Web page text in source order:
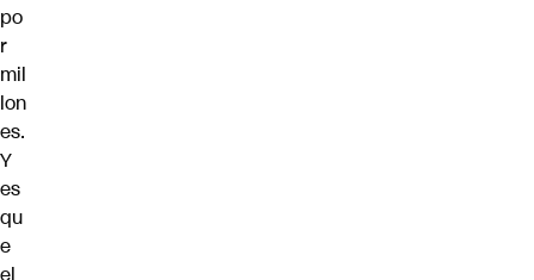
po
r
mil
lon
es.
Y
es
qu
e
el